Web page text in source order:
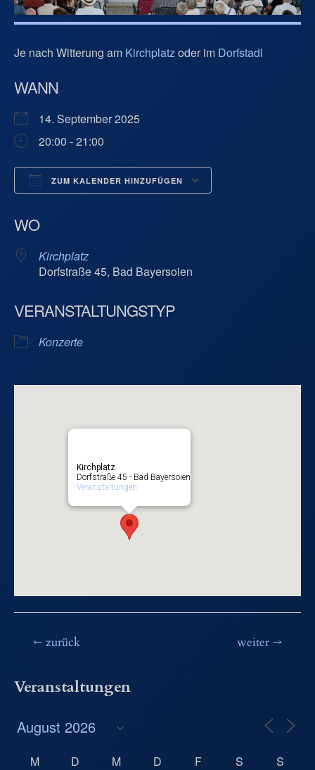
Je nach Witterung am Kirchplatzoder im Dorfstadl
WANN
14. September 2025
20:00 - 21:00
ZUM KALENDER HINZUFÜGEN
WO
Kirchplatz
Dorfstraße 45, Bad Bayersoien
VERANSTALTUNGSTYP
Konzerte
Kirchplatz
Dorfstraße 45 - Bad Bayersoien
Veranstaltungen
Beitragsnavigation
←zurück weiter→
Veranstaltungen
M D M D F S S